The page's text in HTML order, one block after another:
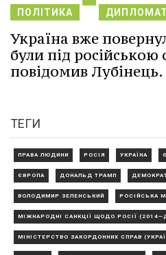
ПОЛІТИКА
Україна вже
були під російською
повідомив Лубінець.
ТЕГИ
ПРАВА ЛЮДИНИ РОСІЯ УКРАЇНА
ЄВРОПА ДОНАЛЬД ТРАМП
ВОЛОДИМИР ЗЕЛЕНСЬКИЙ РОСІЙСЬКА
МІЖНАРОДНІ САНКЦІЇ ЩОДО РОСІЇ
МІНІСТЕРСТВО ЗАКОРДОННИХ СПРАВ